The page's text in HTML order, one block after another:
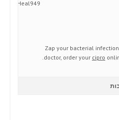
Heal949
Zap your bacterial
doctor, order your cipro